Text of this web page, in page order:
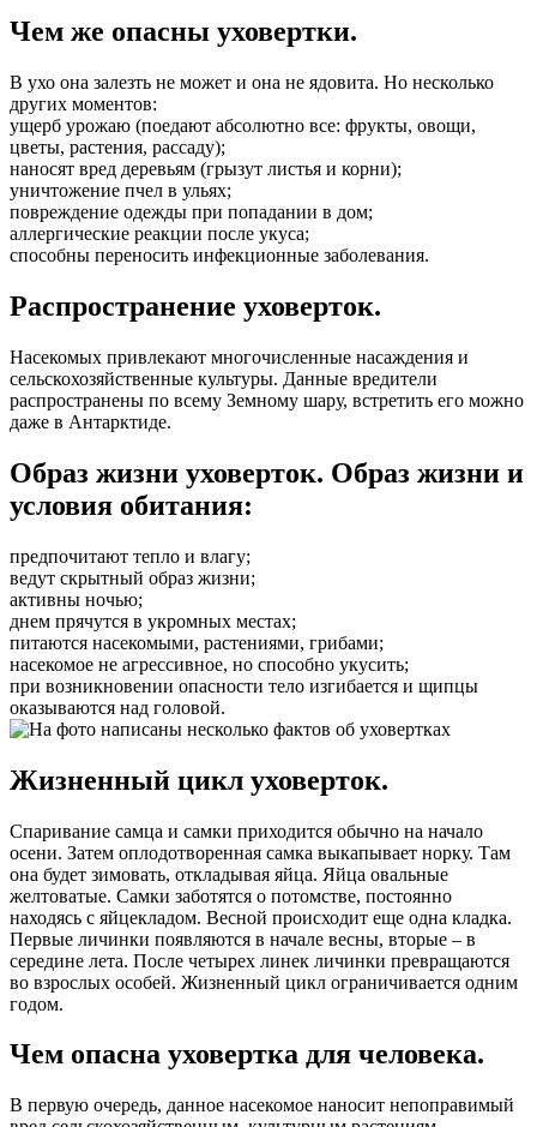
Чем же опасны уховертки.
В ухо она залезть не может и она не ядовита. Но несколько
других моментов:
ущерб урожаю (поедают абсолютно все: фрукты, овощи,
цветы, растения, рассаду);
наносят вред деревьям (грызут листья и корни);
уничтожение пчел в ульях;
повреждение одежды при попадании в дом;
аллергические реакции после укуса;
способны переносить инфекционные заболевания.
Распространение уховерток.
Насекомых привлекают многочисленные насаждения и
сельскохозяйственные культуры. Данные вредители
распространены по всему Земному шару, встретить его можно
даже в Антарктиде.
Образ жизни уховерток. Образ жизни и
условия обитания:
предпочитают тепло и влагу;
ведут скрытный образ жизни;
активны ночью;
днем прячутся в укромных местах;
питаются насекомыми, растениями, грибами;
насекомое не агрессивное, но способно укусить;
при возникновении опасности тело изгибается и щипцы
оказываются над головой.
Жизненный цикл уховерток.
Спаривание самца и самки приходится обычно на начало
осени. Затем оплодотворенная самка выкапывает норку. Там
она будет зимовать, откладывая яйца. Яйца овальные
желтоватые. Самки заботятся о потомстве, постоянно
находясь с яйцекладом. Весной происходит еще одна кладка.
Первые личинки появляются в начале весны, вторые – в
середине лета. После четырех линек личинки превращаются
во взрослых особей. Жизненный цикл ограничивается одним
годом.
Чем опасна уховертка для человека.
В первую очередь, данное насекомое наносит непоправимый